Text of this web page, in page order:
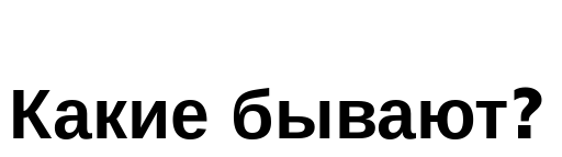
Какие бывают?